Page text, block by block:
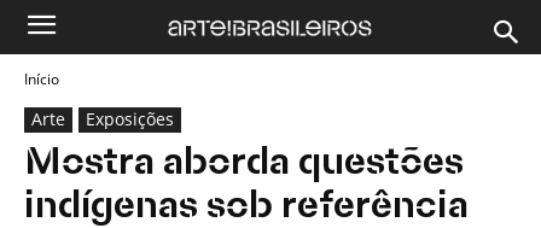
Início
Arte Exposições
Mostra aborda questões
indígenas sob referência